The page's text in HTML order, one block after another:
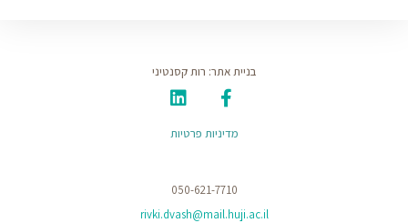
בניית אתר: רות קסנטיני
מדיניות פרטיות
050-621-7710
rivki.dvash@mail.huji.ac.il